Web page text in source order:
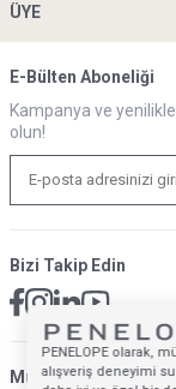
ÜYE
E-Bülten Aboneliği
Kampanya ve
olun!
Bizi Takip Edin
Müsteri Hizmetleri
PENELOPE olarak,
alışveriş deneyimi